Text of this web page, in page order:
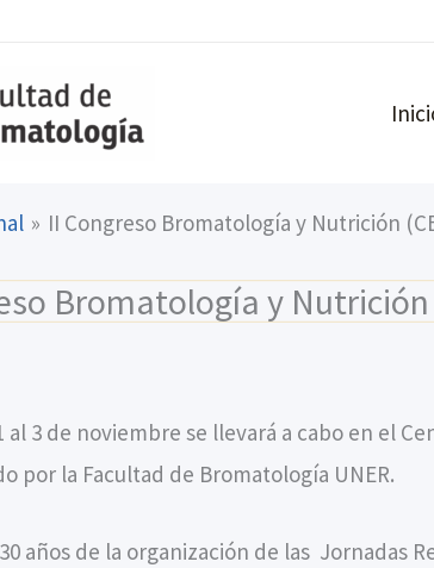
II Congreso Bromatología y Nutrición
Bromatología y Nutrición
1 al 3 de noviembre se llevará a cabo en el
por la Facultad de Bromatología UNER.
años de la organización de las